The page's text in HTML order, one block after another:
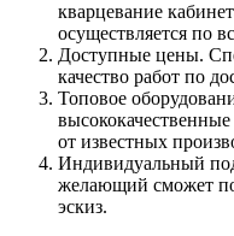
кварцевание
осуществляется по
Доступные цены.
качество работ по
Топовое
от известных
Индивидуальный
желающий сможет
эскиз.